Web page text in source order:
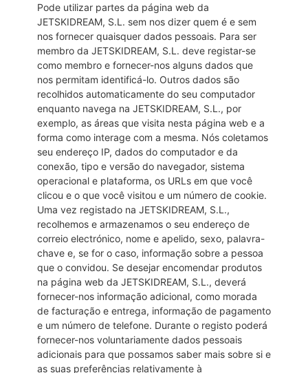
Pode utilizar partes da página web da
JETSKIDREAM, S.L. sem nos dizer quem é e sem
nos fornecer quaisquer dados pessoais. Para ser
membro da JETSKIDREAM, S.L. deve registar-se
como membro e fornecer-nos alguns dados que
nos permitam identificá-lo. Outros dados são
recolhidos automaticamente do seu computador
enquanto navega na JETSKIDREAM, S.L., por
exemplo, as áreas que visita nesta página web e a
forma como interage com a mesma. Nós coletamos
seu endereço IP, dados do computador e da
conexão, tipo e versão do navegador, sistema
operacional e plataforma, os URLs em que você
clicou e o que você visitou e um número de cookie.
Uma vez registado na JETSKIDREAM, S.L.,
recolhemos e armazenamos o seu endereço de
correio electrónico, nome e apelido, sexo, palavra-
chave e, se for o caso, informação sobre a pessoa
que o convidou. Se desejar encomendar produtos
na página web da JETSKIDREAM, S.L., deverá
fornecer-nos informação adicional, como morada
de facturação e entrega, informação de pagamento
e um número de telefone. Durante o registo poderá
fornecer-nos voluntariamente dados pessoais
adicionais para que possamos saber mais sobre si e
as suas preferências relativamente à